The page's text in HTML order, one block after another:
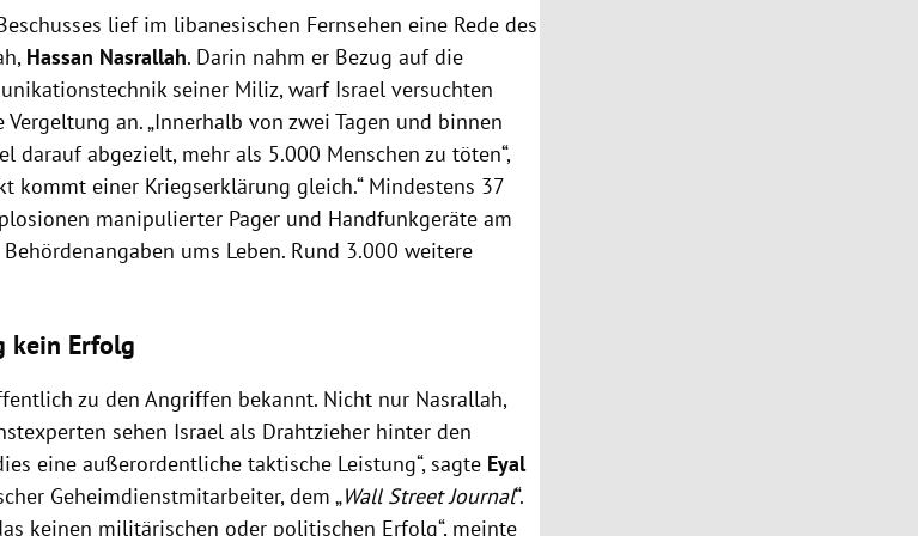
lief im libanesischen Fernsehen eine Rede des
Hassan Nasrallah. Darin nahm er Bezug auf die
seiner Miliz, warf Israel versuchten
an. „Innerhalb von zwei Tagen und binnen
darauf abgezielt, mehr als 5.000 Menschen zu töten“,
kommt einer Kriegserklärung gleich.“ Mindestens 37
manipulierter Pager und Handfunkgeräte am
ums Leben. Rund 3.000 weitere
kein Erfolg
zu den Angriffen bekannt. Nicht nur Nasrallah,
sehen Israel als Drahtzieher hinter den
eine außerordentliche taktische Leistung“, sagte Eyal
Geheimdienstmitarbeiter, dem „Wall Street Journal“.
keinen militärischen oder politischen Erfolg“, meinte